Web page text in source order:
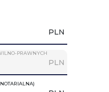
PLN
PRAWNYCH
PLN